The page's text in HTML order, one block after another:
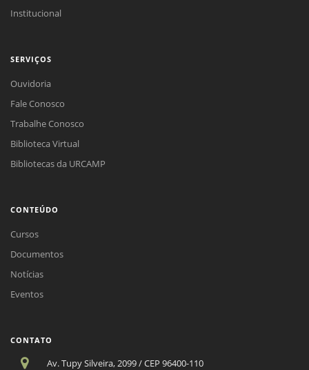
Institucional
SERVIÇOS
Ouvidoria
Fale Conosco
Trabalhe Conosco
Biblioteca Virtual
Bibliotecas da URCAMP
CONTEÚDO
Cursos
Documentos
Notícias
Eventos
CONTATO
Av. Tupy Silveira, 2099 / CEP 96400-110